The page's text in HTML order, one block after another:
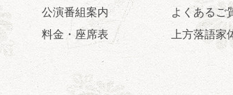
夜 8 月9日（日）
らららのらくご会④
桂雀太「まんじゅうこわい」／桂三度「青菜
「なんのこっちゃねんあれこれ」
公演番組案内
料金・座席表
よくあるご
上方落語家